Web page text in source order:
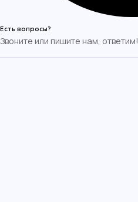
Есть вопросы?
Звоните или пишите нам, ответим!